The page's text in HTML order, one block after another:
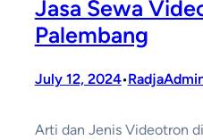
Jasa Sewa
Palembang
July 12, 2024•
Arti dan Jenis Videotron